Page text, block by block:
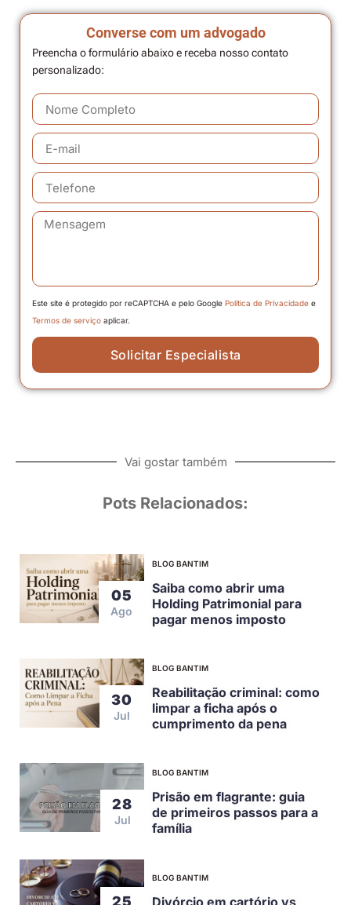
Converse com um advogado
Preencha o formulário abaixo e receba nosso contato
personalizado:
Este site é protegido por reCAPTCHA e pelo Google Política de Privacidade e
Termos de serviço aplicar.
Solicitar Especialista
Vai gostar também
Pots Relacionados:
05
Ago
BLOG BANTIM
Saiba como abrir uma
Holding Patrimonial para
pagar menos imposto
30
Jul
BLOG BANTIM
Reabilitação criminal: como
limpar a ficha após o
cumprimento da pena
28
Jul
BLOG BANTIM
Prisão em flagrante: guia
de primeiros passos para a
família
25
BLOG BANTIM